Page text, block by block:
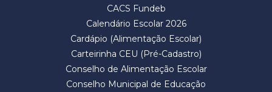
CACS Fundeb
Calendário Escolar 2026
Cardápio (Alimentação Escolar)
Carteirinha CEU (Pré-Cadastro)
Conselho de Alimentação Escolar
Conselho Municipal de Educação